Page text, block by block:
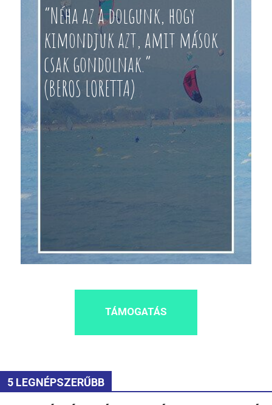
“Néha az a dolgunk, hogy
kimondjuk azt, amit mások
csak gondolnak.”
(BEROS LORETTA)
TÁMOGATÁS
5 LEGNÉPSZERŰBB